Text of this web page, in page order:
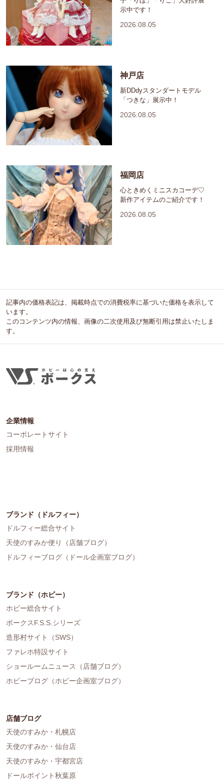
示中です！
2026.08.05
神戸店
新DDdyスタンダートモデル
「つきな」展示中！
2026.08.05
福岡店
心ときめくミニスカコーデ♡
新作アイテムのご紹介です！
2026.08.05
記事内の価格表記は、掲載時点での消費税率に基づいた価格を表示して
います。
このコンテンツ内の情報、画像の二次使用及び無断引用は禁止いたしま
す。
企業情報
コーポレートサイト
採用情報
ブランド（ドルフィー）
ドルフィー総合サイト
天使のすみか便り（店舗ブログ）
ドルフィーブログ（ドール企画室ブログ）
ブランド（ホビー）
ホビー総合サイト
ボークスF.S.S.シリーズ
造形村サイト（SWS）
ファレホ特設サイト
ショールームニュース（店舗ブログ）
ホビーブログ（ホビー企画室ブログ）
店舗ブログ
天使のすみか・札幌店
天使のすみか・仙台店
天使のすみか・宇都宮店
ドールポイント秋葉原